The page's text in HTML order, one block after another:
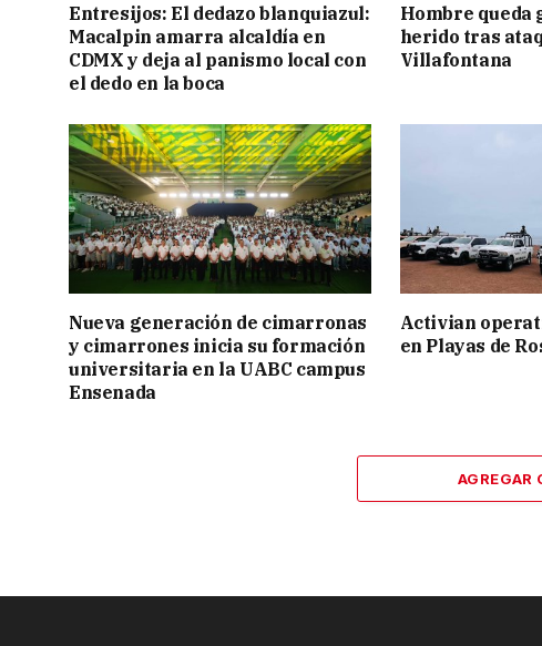
Entresijos: El dedazo blanquiazul:
Macalpin amarra alcaldía en
CDMX y deja al panismo local con
el dedo en la boca
Hombre queda
herido tras
Villafontana
Nueva generación de cimarronas
y cimarrones inicia su formación
universitaria en la UABC campus
Ensenada
Activian
en Playas de
AGREGAR